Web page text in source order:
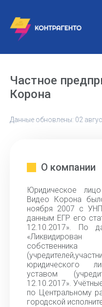
Частное
Корона
Данные обновлены: 02
О компании
Юридическое
Видео Корона
ноября 2007 с
данным ЕГР его
12.10.2017». По
юридического
уставом
12.10.2017».
по Центральному
городской